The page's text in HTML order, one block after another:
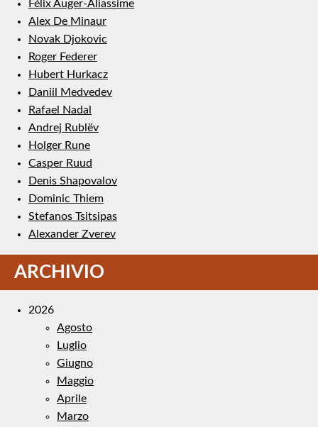
Félix Auger-Aliassime
Alex De Minaur
Novak Djokovic
Roger Federer
Hubert Hurkacz
Daniil Medvedev
Rafael Nadal
Andrej Rublëv
Holger Rune
Casper Ruud
Denis Shapovalov
Dominic Thiem
Stefanos Tsitsipas
Alexander Zverev
ARCHIVIO
2026
Agosto
Luglio
Giugno
Maggio
Aprile
Marzo